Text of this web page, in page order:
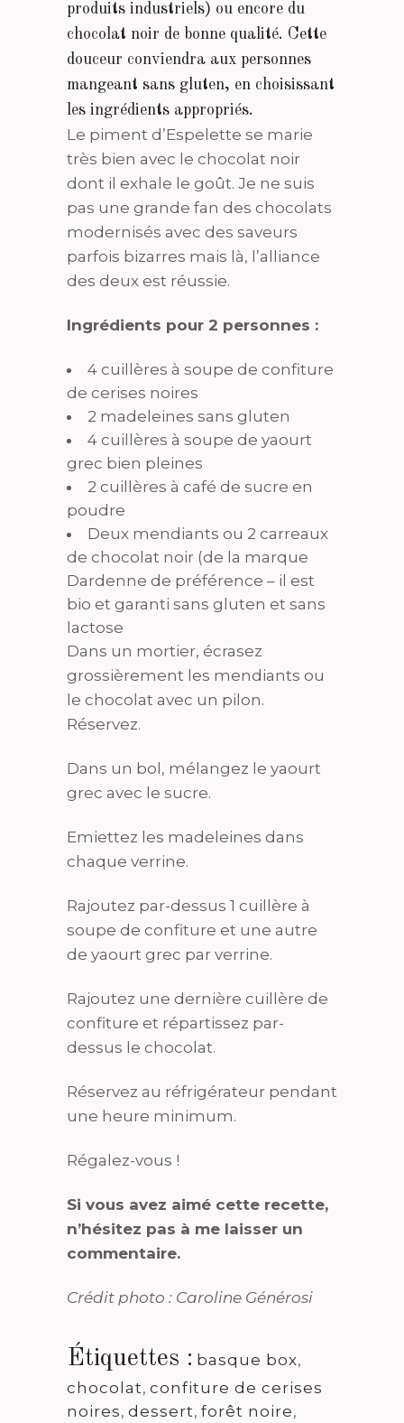
produits industriels) ou encore du
chocolat noir de bonne qualité. Cette
douceur conviendra aux personnes
mangeant sans gluten, en choisissant
les ingrédients appropriés.
Le piment d’Espelette se marie
très bien avec le chocolat noir
dont il exhale le goût. Je ne suis
pas une grande fan des chocolats
modernisés avec des saveurs
parfois bizarres mais là, l’alliance
des deux est réussie.
Ingrédients pour 2 personnes :
4 cuillères à soupe de confiture
de cerises noires
2 madeleines sans gluten
4 cuillères à soupe de yaourt
grec bien pleines
2 cuillères à café de sucre en
poudre
Deux mendiants ou 2 carreaux
de chocolat noir (de la marque
Dardenne de préférence – il est
bio et garanti sans gluten et sans
lactose
Dans un mortier, écrasez
grossièrement les mendiants ou
le chocolat avec un pilon.
Réservez.
Dans un bol, mélangez le yaourt
grec avec le sucre.
Emiettez les madeleines dans
chaque verrine.
Rajoutez par-dessus 1 cuillère à
soupe de confiture et une autre
de yaourt grec par verrine.
Rajoutez une dernière cuillère de
confiture et répartissez par-
dessus le chocolat.
Réservez au réfrigérateur pendant
une heure minimum.
Régalez-vous !
Si vous avez aimé cette recette,
n’hésitez pas à me laisser un
commentaire.
Crédit photo : Caroline Générosi
Étiquettes : basque box,
chocolat, confiture de cerises
noires, dessert, forêt noire,